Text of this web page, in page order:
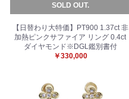
SOLD OUT.
【日替わり大特価】PT900 1.37ct 非
加熱ピンクサファイア リング 0.4ct
ダイヤモンド※DGL鑑別書付
￥330,000